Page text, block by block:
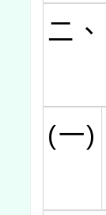
二、
(一)